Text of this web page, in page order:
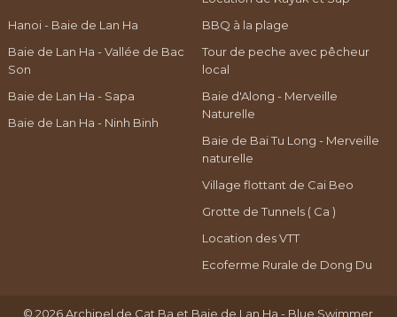
Hanoi - Baie de Lan Ha
Baie de Lan Ha - Vallée de Bac
Son
Baie de Lan Ha - Sapa
Baie de Lan Ha - Ninh Binh
BBQ à la plage
Tour de peche avec pêcheur
local
Baie d'Along - Merveille
Naturelle
Baie de Bai Tu Long - Merveille
naturelle
Village flottant de Cai Beo
Grotte de Tunnels ( Ca )
Location des VTT
Ecoferme Rurale de Dong Du
© 2026Archipel de Cat Ba et Baie de Lan Ha - Blue Swimmer